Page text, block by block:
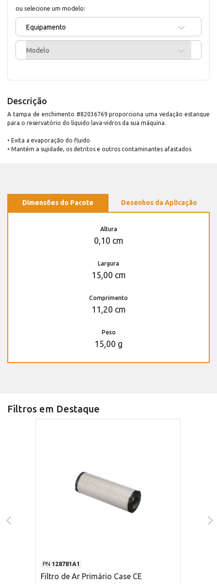
ou selecione um modelo:
Equipamento
Modelo
Descrição
A tampa de enchimento #82036769 proporciona uma vedação estanque
para o reservatório do líquido lava-vidros da sua máquina.
• Evita a evaporação do fluido
• Mantém a sujidade, os detritos e outros contaminantes afastados
Dimensões do Pacote Desenhos da Aplicação
Altura
0,10 cm
Largura
15,00 cm
Comprimento
11,20 cm
Peso
15,00 g
Filtros em Destaque
PN 128781A1
Filtro de Ar Primário Case CE